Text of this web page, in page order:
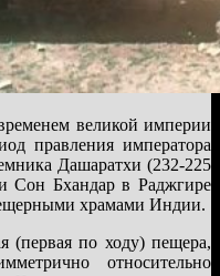
великой империи
правления императора
Дашаратхи (232-225
Сон Бхандар в Раджгире
храмами Индии.
(первая по ходу) пещера,
относительно